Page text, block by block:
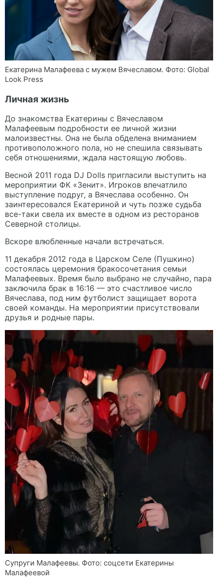
Екатерина Малафеева с мужем Вячеславом. Фото: Global
Look Press
Личная жизнь
До знакомства Екатерины с Вячеславом
Малафеевым подробности ее личной жизни
малоизвестны. Она не была обделена вниманием
противоположного пола, но не спешила связывать
себя отношениями, ждала настоящую любовь.
Весной 2011 года DJ Dolls пригласили выступить на
мероприятии ФК «Зенит». Игроков впечатлило
выступление подруг, а Вячеслава особенно. Он
заинтересовался Екатериной и чуть позже судьба
все-таки свела их вместе в одном из ресторанов
Северной столицы.
Вскоре влюбленные начали встречаться.
11 декабря 2012 года в Царском Селе (Пушкино)
состоялась церемония бракосочетания семьи
Малафеевых. Время было выбрано не случайно, пара
заключила брак в 16:16 — это счастливое число
Вячеслава, под ним футболист защищает ворота
своей команды. На мероприятии присутствовали
друзья и родные пары.
Супруги Малафеевы. Фото: соцсети Екатерины
Малафеевой